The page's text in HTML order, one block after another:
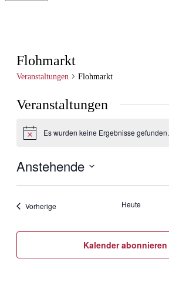
Flohmarkt
Veranstaltungen Flohmarkt
Veranstaltungen
HinweisEs wurden keine Ergebnisse gefunden.
Anstehende
VorherigeVeranstaltungen Heute
Kalender abonnieren